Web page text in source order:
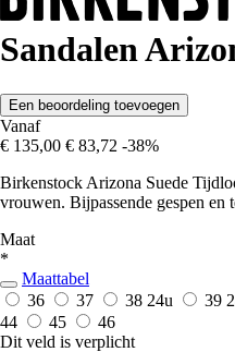
Sandalen
Een beoordeling toevoegen
Vanaf
€ 135,00 € 83,72 -38%
Birkenstock Arizona Suede
vrouwen. Bijpassende gespen en
Maat
*
Maattabel
36
37 38 24u 39
44
45
46
Dit veld is verplicht